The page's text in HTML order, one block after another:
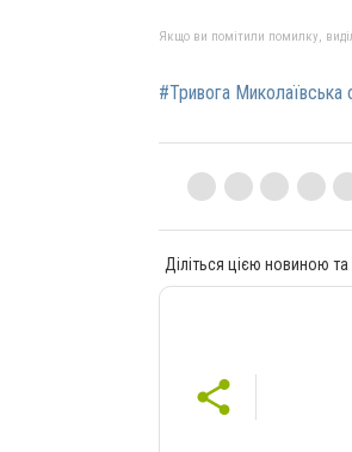
Якщо ви помітили помилку,
#Тривога Миколаївська
Діліться цією новиною